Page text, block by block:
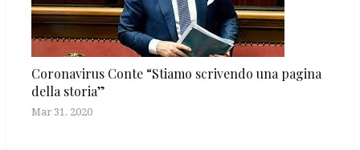
Coronavirus Conte “Stiamo scrivendo una pagina
della storia”
Mar 31, 2020